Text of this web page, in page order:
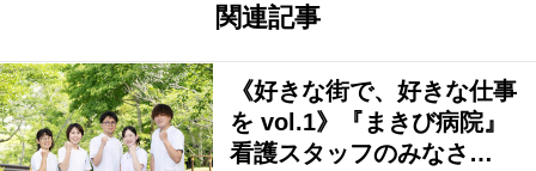
関連記事
《好きな街で、好きな仕事
を vol.1》『まきび病院』
看護スタッフのみなさ…